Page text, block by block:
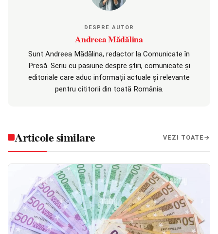
DESPRE AUTOR
Andreea Mădălina
Sunt Andreea Mădălina, redactor la Comunicate în
Presă. Scriu cu pasiune despre știri, comunicate și
editoriale care aduc informații actuale și relevante
pentru cititorii din toată România.
Articole similare VEZI TOATE